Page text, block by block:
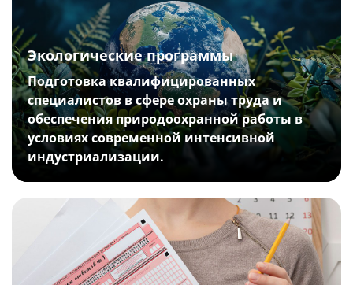
Экологические программы
Подготовка квалифицированных
специалистов в сфере охраны труда и
обеспечения природоохранной работы в
условиях современной интенсивной
индустриализации.